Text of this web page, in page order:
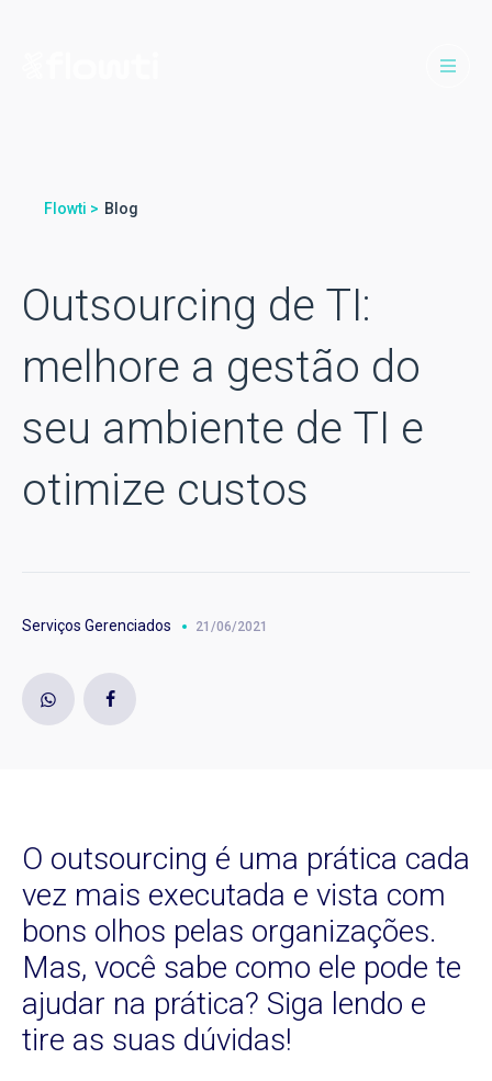
Flowti > Blog
Outsourcing de TI:
melhore a gestão do
seu ambiente de TI e
otimize custos
Serviços Gerenciados 21/06/2021
O outsourcing é uma prática cada
vez mais executada e vista com
bons olhos pelas organizações.
Mas, você sabe como ele pode te
ajudar na prática? Siga lendo e
tire as suas dúvidas!